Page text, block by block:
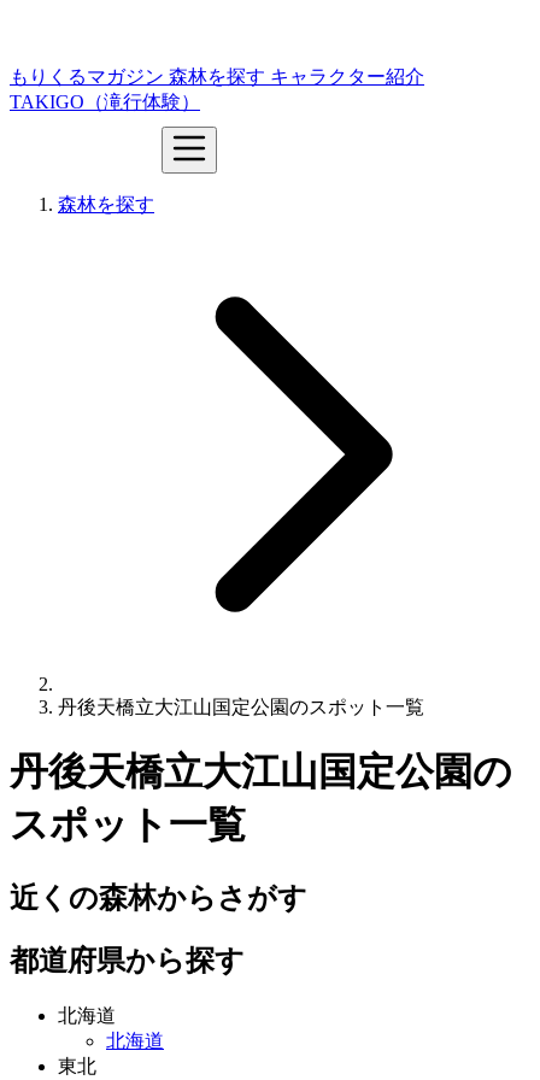
もりくるマガジン 森林を探す キャラクター紹介
TAKIGO（滝行体験）
森林を探す
丹後天橋立大江山国定公園のスポット一覧
丹後天橋立大江山国定公園の
スポット一覧
近くの森林からさがす
都道府県から探す
北海道
北海道
東北